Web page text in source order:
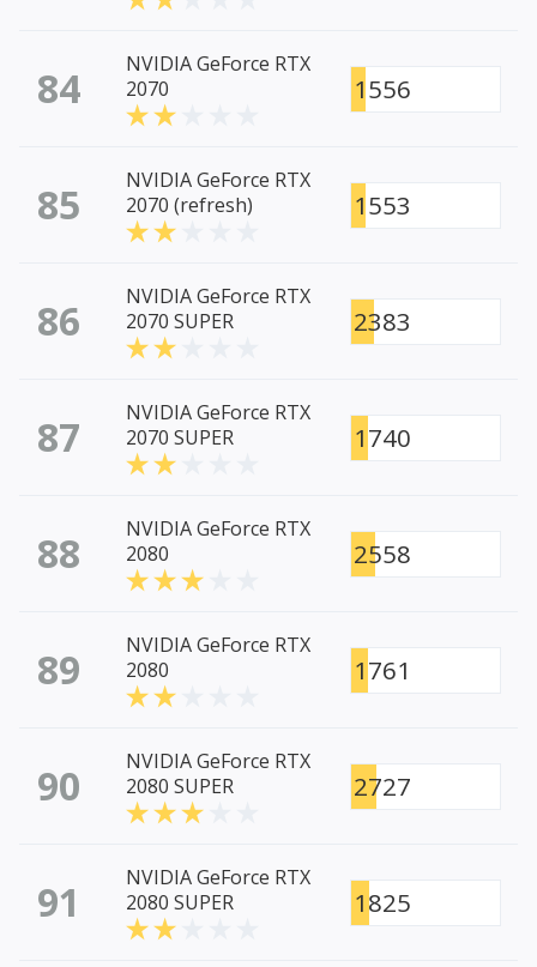
84
NVIDIA GeForce RTX
2070
1556
85
NVIDIA GeForce RTX
2070 (refresh)
1553
86
NVIDIA GeForce RTX
2070 SUPER
2383
87
NVIDIA GeForce RTX
2070 SUPER
1740
88
NVIDIA GeForce RTX
2080
2558
89
NVIDIA GeForce RTX
2080
1761
90
NVIDIA GeForce RTX
2080 SUPER
2727
91
NVIDIA GeForce RTX
2080 SUPER
1825